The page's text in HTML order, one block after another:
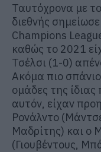
Ταυτόχρονα με
διεθνής
Champions
καθώς το 2021
Τσέλσι (1-0)
Ακόμα πιο
ομάδες της
αυτόν, είχαν
Ρονάλντο
Μαδρίτης) και ο
(Γιουβέντους,